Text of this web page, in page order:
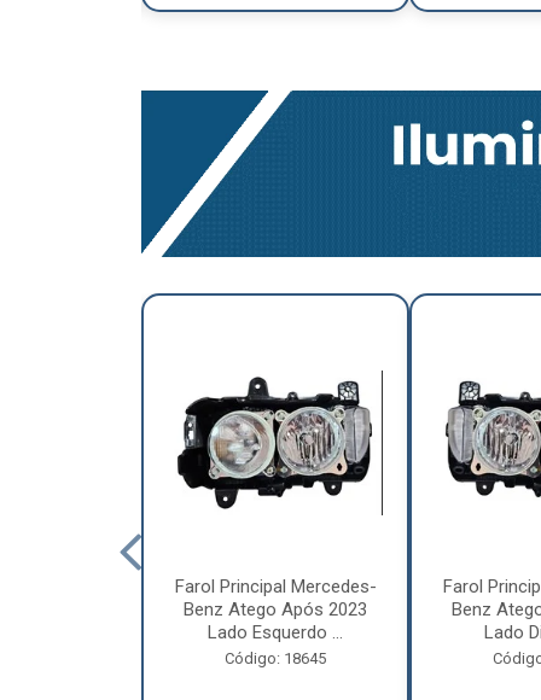
Farol Principal Mercedes-
Benz Atego Após 2023
Lado Esquerdo ...
Código: 18645
Farol
Benz
Lado